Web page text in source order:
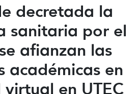
decretada la
sanitaria por el
afianzan las
académicas en
en UTEC